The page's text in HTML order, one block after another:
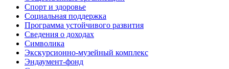
Спорт и здоровье
Социальная поддержка
Программа устойчивого развития
Сведения о доходах
Символика
Экскурсионно-музейный комплекс
Эндаумент-фонд